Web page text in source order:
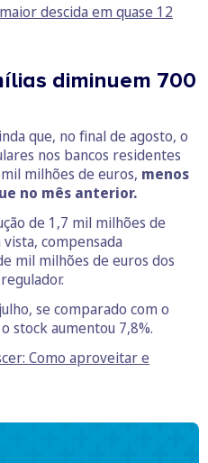
descida em quase 12
diminuem 700
que, no final de agosto, o
nos bancos residentes
milhões de euros, menos
no mês anterior.
de 1,7 mil milhões de
compensada
mil milhões de euros dos
se comparado com o
stock aumentou 7,8%.
Como aproveitar e